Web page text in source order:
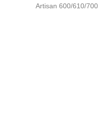
Artisan 600/610/